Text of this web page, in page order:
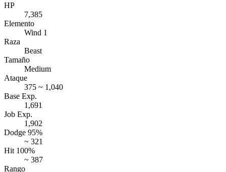
HP
7,385
Elemento
Wind 1
Raza
Beast
Tamaño
Medium
Ataque
375 ~ 1,040
Base Exp.
1,691
Job Exp.
1,902
Dodge 95%
~ 321
Hit 100%
~ 387
Rango